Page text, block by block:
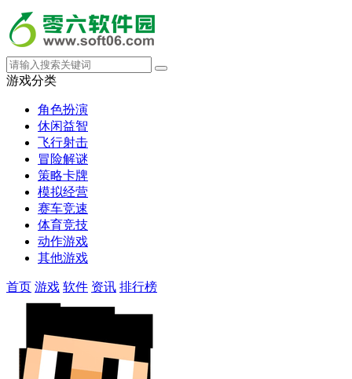
游戏分类
角色扮演
休闲益智
飞行射击
冒险解谜
策略卡牌
模拟经营
赛车竞速
体育竞技
动作游戏
其他游戏
首页 游戏 软件 资讯 排行榜